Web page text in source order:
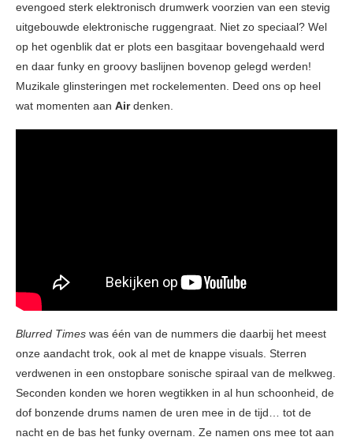
evengoed sterk elektronisch drumwerk voorzien van een stevig
uitgebouwde elektronische ruggengraat. Niet zo speciaal? Wel
op het ogenblik dat er plots een basgitaar bovengehaald werd
en daar funky en groovy baslijnen bovenop gelegd werden!
Muzikale glinsteringen met rockelementen. Deed ons op heel
wat momenten aan Airdenken.
Blurred Times was één van de nummers die daarbij het meest
onze aandacht trok, ook al met de knappe visuals. Sterren
verdwenen in een onstopbare sonische spiraal van de melkweg.
Seconden konden we horen wegtikken in al hun schoonheid, de
dof bonzende drums namen de uren mee in de tijd… tot de
nacht en de bas het funky overnam. Ze namen ons mee tot aan